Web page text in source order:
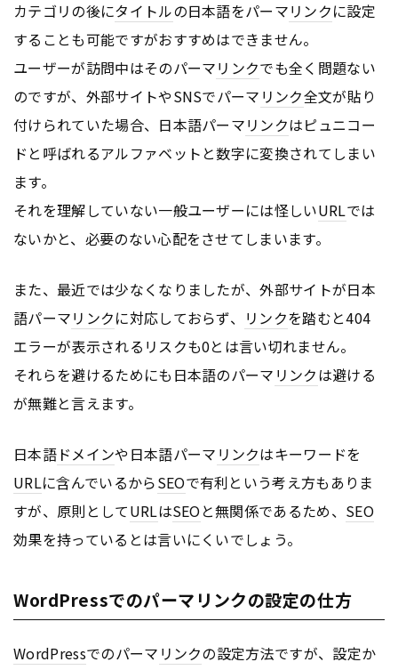
カテゴリの後にタイトルの日本語をパーマリンクに設定
することも可能ですがおすすめはできません。
ユーザーが訪問中はそのパーマリンクでも全く問題ない
のですが、外部サイトやSNSでパーマ リンク全文が貼り
付けられていた場合、日本語パーマリンクはピュニコー
ドと呼ばれるアルファベットと数字に変換されてしまい
ます。
それを理解していない一般ユーザーには怪しいURLでは
ないかと、必要のない心配をさせてしまいます。
また、最近では少なくなりましたが、外部サイトが日本
語パーマリンクに対応しておらず、 リンクを踏むと404
エラーが表示されるリスクも0とは言い切れません。
それらを避けるためにも日本語のパーマ リンクは避ける
が無難と言えます。
日本語ドメインや日本語パーマ リンクはキーワードを
URLに含んでいるからSEOで有利という考え方もありま
すが、原則としてURLはSEO と無関係であるため、 SEO
効果を持っているとは言いにくいでしょう。
WordPressでのパーマリンクの設定の仕方
WordPressでのパーマ リンクの設定方法ですが、設定か